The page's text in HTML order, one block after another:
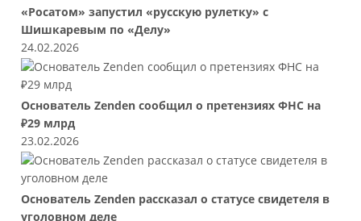
«Росатом» запустил «русскую рулетку» с
Шишкаревым по «Делу»
24.02.2026
Основатель Zenden сообщил о претензиях ФНС на
₽29 млрд
23.02.2026
Основатель Zenden рассказал о статусе свидетеля в
уголовном деле